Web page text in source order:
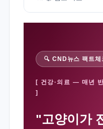
🔍 CND뉴스 팩트체
[ 건강·의료 — 매년
]
"고양이가